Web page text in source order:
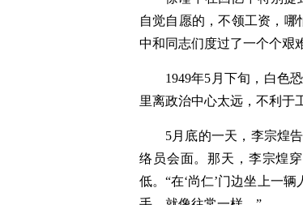
自觉自愿的，不领工资，
中和同志们度过了一个个艰
1949年5月下旬，白色
里离政治中心太远，不利于
5月底的一天，李宗煌
络员会面。那天，李宗煌
低。“在‘尚仁’门边坐上一